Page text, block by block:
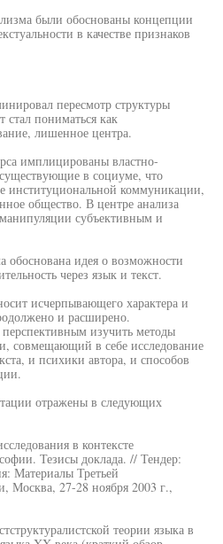
были обоснованы концепции
в качестве признаков
пересмотр структуры
стал пониматься как
лишенное центра.
имплицированы властно-
в социуме, что
институциональной коммуникации,
общество. В центре анализа
субъективным и
обоснована идея о возможности
через язык и текст.
исчерпывающего характера и
и расширено.
перспективным изучить методы
совмещающий в себе исследование
и психики автора, и способов
отражены в следующих
в контексте
Тезисы доклада. // Тендер:
Материалы Третьей
Москва, 27-28 ноября 2003 г.,
теории языка в